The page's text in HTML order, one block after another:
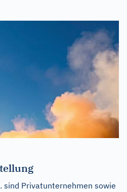
sind Privatunternehmen sowie